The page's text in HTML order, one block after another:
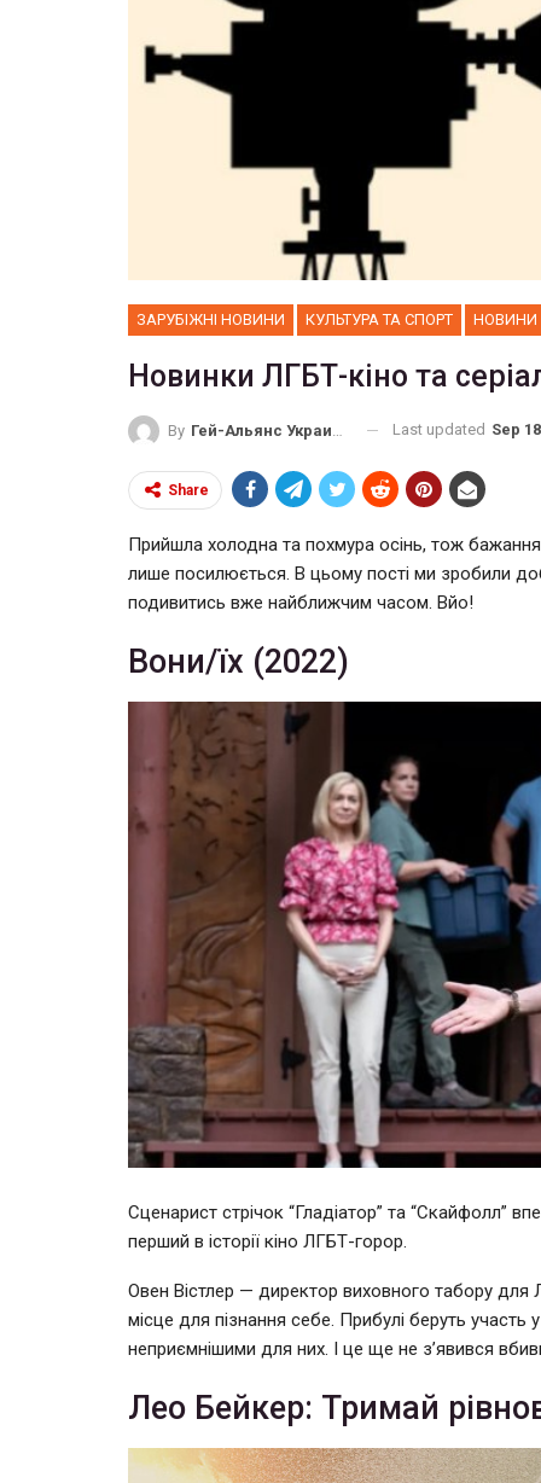
ЗАРУБІЖНІ НОВИНИ КУЛЬТУРА ТА СПОРТ НОВИНИ
Новинки ЛГБТ-кіно та
By Гей-Альянс Украина Last updated Sep
Share
Прийшла холодна та похмура осінь, тож
лише посилюється. В цьому пості ми зробили
подивитись вже найближчим часом. Вйо!
Вони/їх (2022)
Сценарист стрічок “Гладіатор” та “Скайфолл”
перший в історії кіно ЛГБТ-горор.
Овен Вістлер — директор виховного табору для
місце для пізнання себе. Прибулі беруть
неприємнішими для них. І це ще не з’явився
Лео Бейкер: Тримай